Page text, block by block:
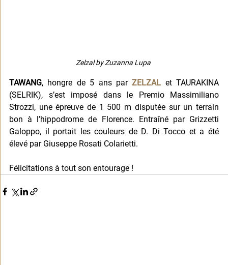
Zelzal by Zuzanna Lupa
TAWANG, hongre de 5 ans par ZELZAL et TAURAKINA
(SELRIK), s’est imposé dans le Premio Massimiliano
Strozzi, une épreuve de 1 500 m disputée sur un terrain
bon à l’hippodrome de Florence. Entraîné par Grizzetti
Galoppo, il portait les couleurs de D. Di Tocco et a été
élevé par Giuseppe Rosati Colarietti.
Félicitations à tout son entourage !